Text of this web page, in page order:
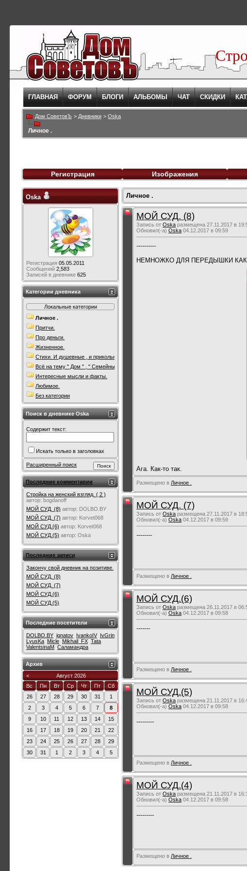
ГЛАВНАЯ ФОРУМ БЛОГИ АЛЬБОМЫ ЧАТ СКИДКИ
Дом СоветовЪ > Дневники > Oska
Личное .
Регистрация Изображения
Личное .
МОЙ СУД. (8)
Запись от Oska размещена 27.11.2017 в
Обновил(-а) Oska 04.12.2017 в 09:59
----------
НЕМНОЖКО ДЛЯ ПЕРЕДЫШКИ КАК
Ага. Как-то так.
Размещено в Личное .
МОЙ СУД. (7)
Запись от Oska размещена 27.11.2017 в
Обновил(-а) Oska 04.12.2017 в 09:59
--------
Размещено в Личное .
МОЙ СУД.(6)
Запись от Oska размещена 26.11.2017 в
Обновил(-а) Oska 04.12.2017 в 09:58
-------
Размещено в Личное .
МОЙ СУД.(5)
Запись от Oska размещена 21.11.2017 в
Обновил(-а) Oska 04.12.2017 в 09:58
---------
Размещено в Личное .
МОЙ СУД.(4)
Запись от Oska размещена 21.11.2017 в
Обновил(-а) Oska 04.12.2017 в 09:58
---------
Размещено в Личное .
Oska
Регистрация 05.05.2011
Сообщений 2,583
Записей в дневнике 625
Категории дневника
Локальные категории
Личное .
Притчи.
Про деньги.
Жизненное.
Стихи. И душевные , и прикольные. Всякие.
Всё на тему " Дом " , " Семейны очаг " .
Интересные мысли и факты.
Любимое.
Без категории
Поиск в дневнике Oska
Содержит текст:
Искать только в заголовках
Расширенный поиск
Последние комментарии
Стройка на женский взгляд. ( 2 )
автор: bogdanoff
МОЙ СУД. (8) автор: DOLBO.BY
МОЙ СУД. (7) автор: Korvet068
МОЙ СУД.(6) автор: Korvet068
МОЙ СУД.(5) автор: Oska
Последние записи
Закончу свой дневник на позитиве.
МОЙ СУД. (8)
МОЙ СУД. (7)
МОЙ СУД.(6)
МОЙ СУД.(5)
Последние посетители
DOLBO.BY ignatov IvankoIV IvGrin
LyusKa Micle Mikhail_FX Tata
ValentsinaM Саламандра
Архив
<
Август 2026
Вс
Пн Вт Ср Чт Пт
Сб
26
27 28 29 30 31
1
2
3 4 5 6 7
8
9
10 11 12 13 14
15
16
17 18 19 20 21
22
23
24 25 26 27 28
29
30
31 1 2 3 4 5